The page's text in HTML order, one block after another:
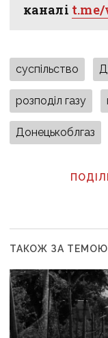
каналі t.me/
суспільство
розподіл газу
Донецькоблгаз
ТАКОЖ ЗА ТЕМОЮ